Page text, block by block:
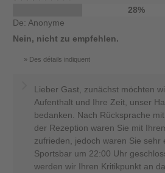
28%
De: Anonyme
Nein, nicht zu empfehlen.
Des détails indiquent
Lieber Gast, zunächst möchten
Aufenthalt und Ihre Zeit, unser
bedanken. Nach Rücksprache
der Rezeption waren Sie mit
zufrieden, jedoch waren Sie sehr
Sportsbar um 22:00 Uhr
werden wir Ihren Kritikpunkt an